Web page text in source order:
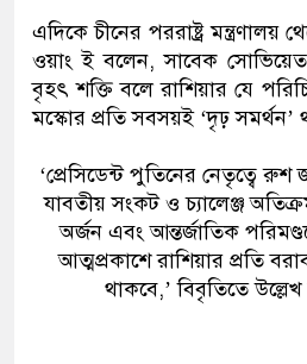
এদিকে চীনের পররাষ্ট্র
ওয়াং ই বলেন, সাবেক
বৃহৎ শক্তি বলে রাশিয়ার যে
মস্কোর প্রতি সবসয়ই ‘দৃঢ় সমর্থন’
‘প্রেসিডেন্ট পুতিনের নেতৃত্বে
যাবতীয় সংকট ও চ্যালেঞ্জ
অর্জন এবং আন্তর্জাতিক
আত্মপ্রকাশে রাশিয়ার প্রতি
থাকবে,’ বিবৃতিতে